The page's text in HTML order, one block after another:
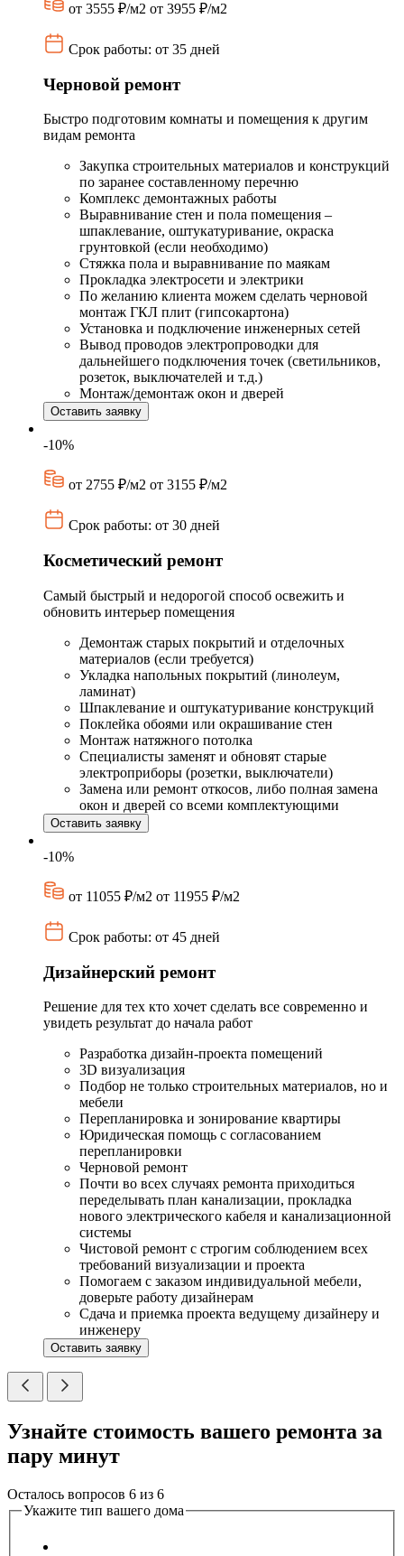
от 3555 ₽/м2 от 3955 ₽/м2
Срок работы: от 35 дней
Черновой ремонт
Быстро подготовим комнаты и помещения к другим
видам ремонта
Закупка строительных материалов и конструкций
по заранее составленному перечню
Комплекс демонтажных работы
Выравнивание стен и пола помещения –
шпаклевание, оштукатуривание, окраска
грунтовкой (если необходимо)
Стяжка пола и выравнивание по маякам
Прокладка электросети и электрики
По желанию клиента можем сделать черновой
монтаж ГКЛ плит (гипсокартона)
Установка и подключение инженерных сетей
Вывод проводов электропроводки для
дальнейшего подключения точек (светильников,
розеток, выключателей и т.д.)
Монтаж/демонтаж окон и дверей
Оставить заявку
-10%
от 2755 ₽/м2 от 3155 ₽/м2
Срок работы: от 30 дней
Косметический ремонт
Самый быстрый и недорогой способ освежить и
обновить интерьер помещения
Демонтаж старых покрытий и отделочных
материалов (если требуется)
Укладка напольных покрытий (линолеум,
ламинат)
Шпаклевание и оштукатуривание конструкций
Поклейка обоями или окрашивание стен
Монтаж натяжного потолка
Специалисты заменят и обновят старые
электроприборы (розетки, выключатели)
Замена или ремонт откосов, либо полная замена
окон и дверей со всеми комплектующими
Оставить заявку
-10%
от 11055 ₽/м2 от 11955 ₽/м2
Срок работы: от 45 дней
Дизайнерский ремонт
Решение для тех кто хочет сделать все современно и
увидеть результат до начала работ
Разработка дизайн-проекта помещений
3D визуализация
Подбор не только строительных материалов, но и
мебели
Перепланировка и зонирование квартиры
Юридическая помощь с согласованием
перепланировки
Черновой ремонт
Почти во всех случаях ремонта приходиться
переделывать план канализации, прокладка
нового электрического кабеля и канализационной
системы
Чистовой ремонт с строгим соблюдением всех
требований визуализации и проекта
Помогаем с заказом индивидуальной мебели,
доверьте работу дизайнерам
Сдача и приемка проекта ведущему дизайнеру и
инженеру
Оставить заявку
Узнайте стоимость вашего ремонта за
пару минут
Осталось вопросов 6 из 6
Укажите тип вашего дома